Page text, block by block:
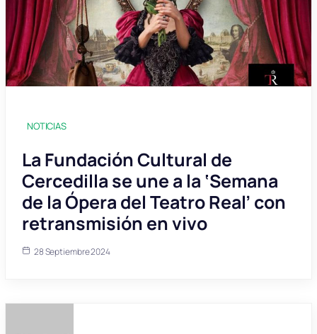
NOTICIAS
La Fundación Cultural de
Cercedilla se une a la ‘Semana
de la Ópera del Teatro Real’ con
retransmisión en vivo
28 Septiembre 2024